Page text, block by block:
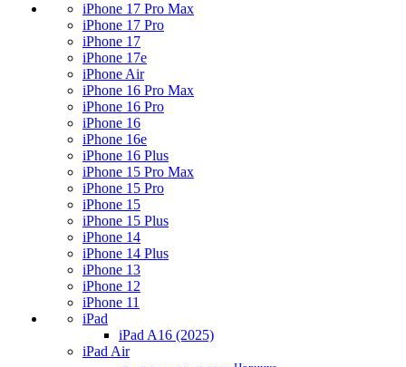
iPhone 17 Pro Max
iPhone 17 Pro
iPhone 17
iPhone 17e
iPhone Air
iPhone 16 Pro Max
iPhone 16 Pro
iPhone 16
iPhone 16e
iPhone 16 Plus
iPhone 15 Pro Max
iPhone 15 Pro
iPhone 15
iPhone 15 Plus
iPhone 14
iPhone 14 Plus
iPhone 13
iPhone 12
iPhone 11
iPad
iPad A16 (2025)
iPad Air